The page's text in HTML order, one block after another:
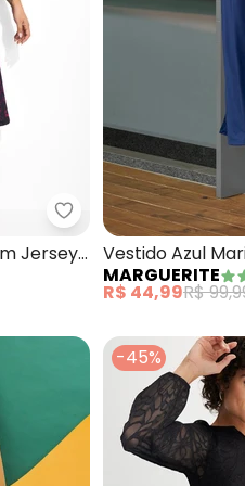
Marguerite -
Jersey
Vestido Azul
MARGUERITE
R$ 44,99R$
-45%